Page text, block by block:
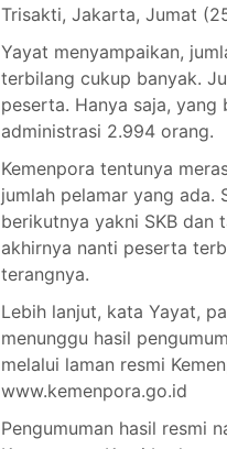
Trisakti, Jakarta, Jumat
Yayat menyampaikan,
terbilang cukup banyak.
peserta. Hanya saja,
administrasi 2.994 orang.
Kemenpora tentunya
jumlah pelamar yang ada.
berikutnya yakni SKB dan
akhirnya nanti peserta
terangnya.
Lebih lanjut, kata Yayat,
menunggu hasil
melalui laman resmi
www.kemenpora.go.id
Pengumuman hasil resmi